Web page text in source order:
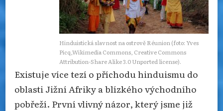
Hinduistická slavnost na ostrově Réunion (foto: Yves
Picq,Wikimedia Commons, Creative Commons
Attribution-Share Alike 3.0 Unported license).
Existuje více tezí o příchodu hinduismu do
oblasti Jižní Afriky a blízkého východního
pobřeží. První vlivný názor, který jsme již